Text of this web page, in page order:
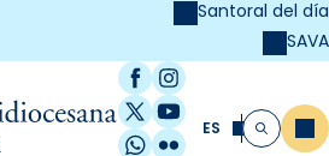
Santoral del día
SAVA
Facebook
Instagram
X / Twitter
YouTube
WhatsApp
FlickrES Buscar